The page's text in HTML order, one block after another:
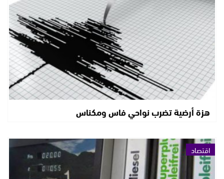
هزة أرضية تضرب نواحي فاس ومكناس
اقتصاد